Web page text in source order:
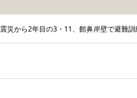
震災から2年目の3・11、館鼻岸壁で避難